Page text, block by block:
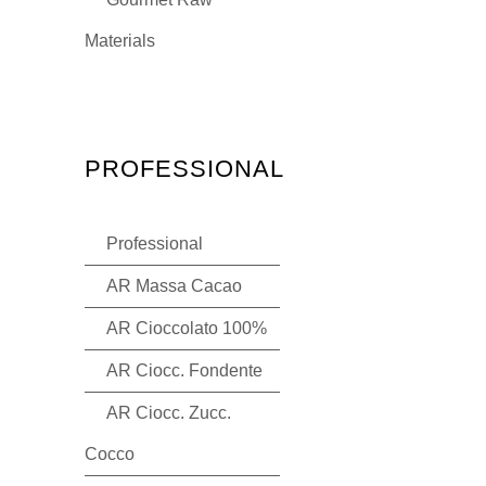
Materials
PROFESSIONAL
Professional
AR Massa Cacao
AR Cioccolato 100%
AR Ciocc. Fondente
AR Ciocc. Zucc.
Cocco